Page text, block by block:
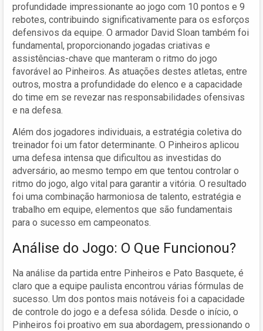
profundidade impressionante ao jogo com 10 pontos e 9
rebotes, contribuindo significativamente para os esforços
defensivos da equipe. O armador David Sloan também foi
fundamental, proporcionando jogadas criativas e
assistências-chave que manteram o ritmo do jogo
favorável ao Pinheiros. As atuações destes atletas, entre
outros, mostra a profundidade do elenco e a capacidade
do time em se revezar nas responsabilidades ofensivas
e na defesa.
Além dos jogadores individuais, a estratégia coletiva do
treinador foi um fator determinante. O Pinheiros aplicou
uma defesa intensa que dificultou as investidas do
adversário, ao mesmo tempo em que tentou controlar o
ritmo do jogo, algo vital para garantir a vitória. O resultado
foi uma combinação harmoniosa de talento, estratégia e
trabalho em equipe, elementos que são fundamentais
para o sucesso em campeonatos.
Análise do Jogo: O Que Funcionou?
Na análise da partida entre Pinheiros e Pato Basquete, é
claro que a equipe paulista encontrou várias fórmulas de
sucesso. Um dos pontos mais notáveis foi a capacidade
de controle do jogo e a defesa sólida. Desde o início, o
Pinheiros foi proativo em sua abordagem, pressionando o